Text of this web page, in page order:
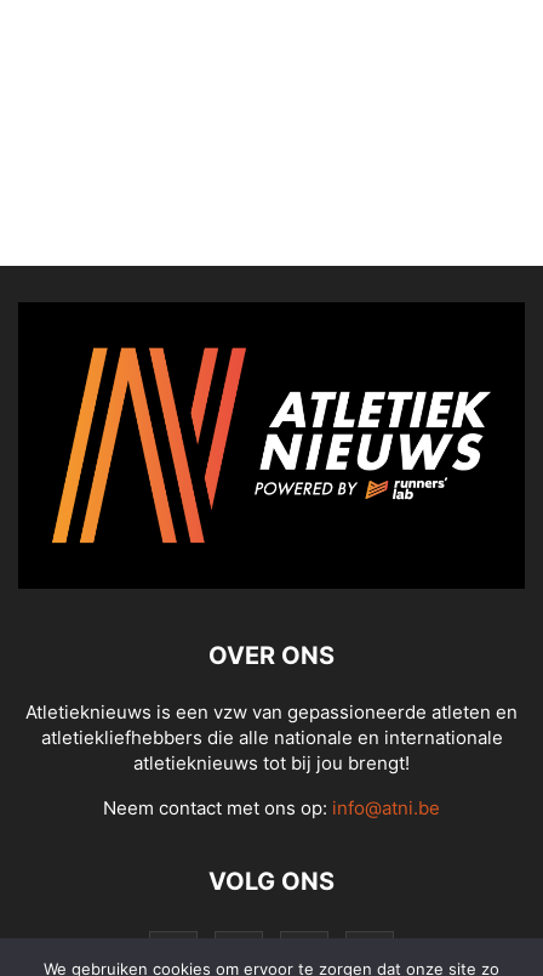
OVER ONS
Atletieknieuws is een vzw van gepassioneerde atleten en
atletiekliefhebbers die alle nationale en internationale
atletieknieuws tot bij jou brengt!
Neem contact met ons op: info@atni.be
VOLG ONS
We gebruiken cookies om ervoor te zorgen dat onze site zo